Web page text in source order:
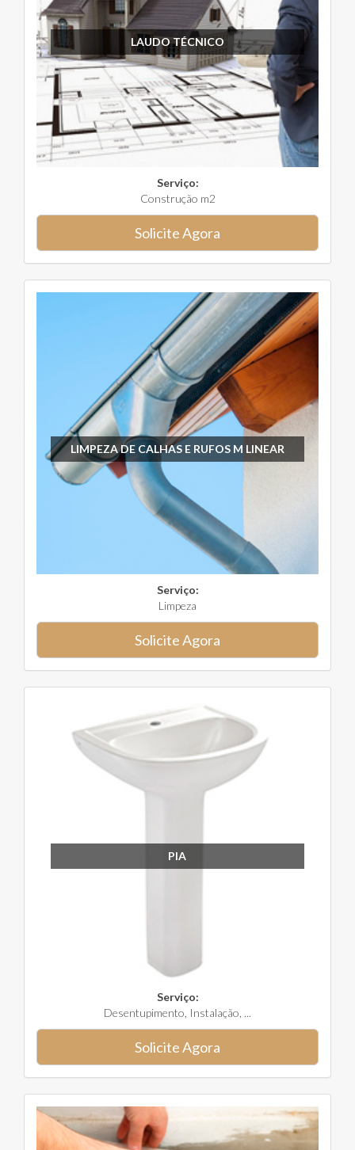
LAUDO TÉCNICO
Serviço:
Construção m2
Solicite Agora
LIMPEZA DE CALHAS E RUFOS M LINEAR
Serviço:
Limpeza
Solicite Agora
PIA
Serviço:
Desentupimento, Instalação, ...
Solicite Agora